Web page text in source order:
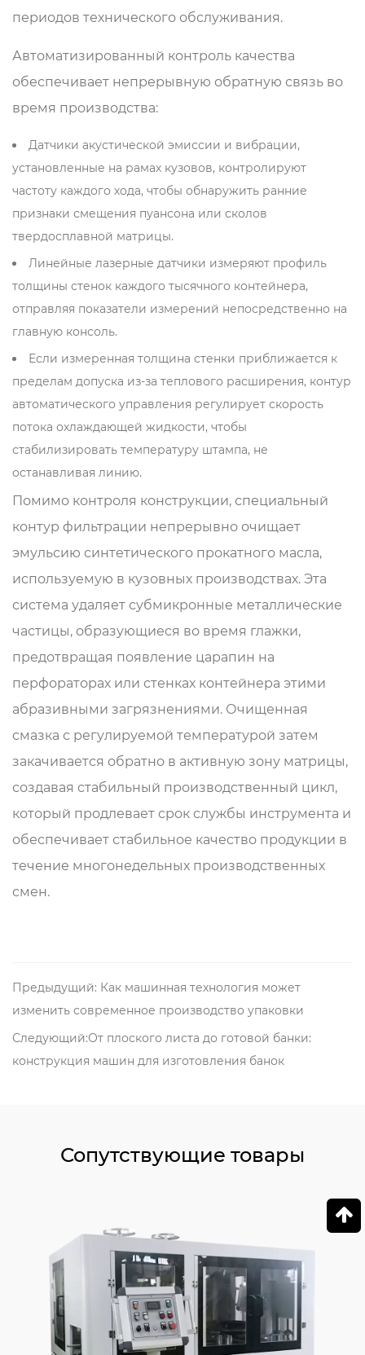
периодов технического обслуживания.
Автоматизированный контроль качества
обеспечивает непрерывную обратную связь во
время производства:
Датчики акустической эмиссии и вибрации,
установленные на рамах кузовов, контролируют
частоту каждого хода, чтобы обнаружить ранние
признаки смещения пуансона или сколов
твердосплавной матрицы.
Линейные лазерные датчики измеряют профиль
толщины стенок каждого тысячного контейнера,
отправляя показатели измерений непосредственно на
главную консоль.
Если измеренная толщина стенки приближается к
пределам допуска из-за теплового расширения, контур
автоматического управления регулирует скорость
потока охлаждающей жидкости, чтобы
стабилизировать температуру штампа, не
останавливая линию.
Помимо контроля конструкции, специальный
контур фильтрации непрерывно очищает
эмульсию синтетического прокатного масла,
используемую в кузовных производствах. Эта
система удаляет субмикронные металлические
частицы, образующиеся во время глажки,
предотвращая появление царапин на
перфораторах или стенках контейнера этими
абразивными загрязнениями. Очищенная
смазка с регулируемой температурой затем
закачивается обратно в активную зону матрицы,
создавая стабильный производственный цикл,
который продлевает срок службы инструмента и
обеспечивает стабильное качество продукции в
течение многонедельных производственных
смен.
Предыдущий: Как машинная технология может
изменить современное производство упаковки
Следующий:От плоского листа до готовой банки:
конструкция машин для изготовления банок
Сопутствующие товары